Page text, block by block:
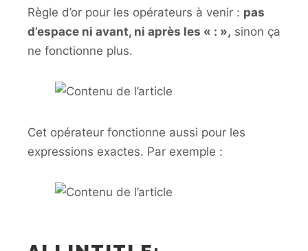
Règle d’or pour les opérateurs à venir : pas
d’espace ni avant, ni après les « : », sinon ça
ne fonctionne plus.
Cet opérateur fonctionne aussi pour les
expressions exactes. Par exemple :